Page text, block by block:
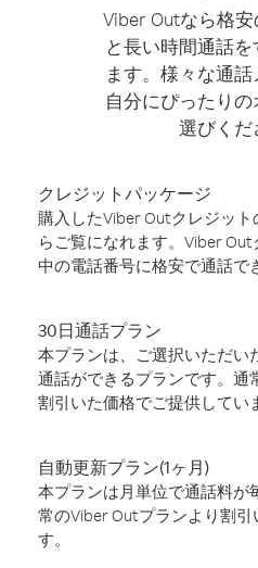
Viber Outなら格
と長い時間通話
ます。様々な通話
自分にぴったり
選びくだ
クレジットパッケージ
購入したViber Outクレジッ
らご覧になれます。Viber
中の電話番号に格安で通話で
30日通話プラン
本プランは、ご選択いただい
通話ができるプランです。通
割引いた価格でご提供してい
自動更新プラン(1ヶ月)
本プランは月単位で通話料が
常のViber Outプランより割
す。